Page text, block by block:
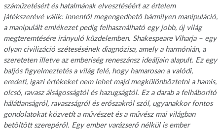
száműzetésért és hatalmának elvesztéséért az értelem
játékszerévé válik: innentől megengedhető bármilyen manipuláció,
a manipulált emlékezet pedig felhasználható egy jobb, új világ
megteremtésére irányuló küzdelemben. Shakespeare Viharja – egy
olyan civilizáció szétesésének diagnózisa, amely a harmónián, a
szereteten illetve az emberiség reneszánsz ideáljain alapult. Ez egy
baljós figyelmeztetés a világ felé, hogy hamarosan a valódi,
eredeti, igazi értékeket nem lehet majd megkülönböztetni a hamis,
olcsó, ravasz álságosságtól és hazugságtól. Ez a darab a felháborító
hálátlanságról, ravaszságról és erőszakról szól, ugyanakkor fontos
gondolatokat közvetít a művészet és a művész mai világban
betöltött szerepéről. Egy ember varázserő nélkül is ember